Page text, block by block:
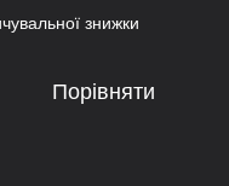
знижки
Порівняти